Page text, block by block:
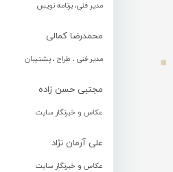
مدیر فنی، برنامه نویس
محمدرضا کمالی
مدیر فنی ، طراح ، پشتیبان
مجتبی حسن زاده
عکاس و خبرنگار سایت
علی آرمان نژاد
عکاس و خبرنگار سایت